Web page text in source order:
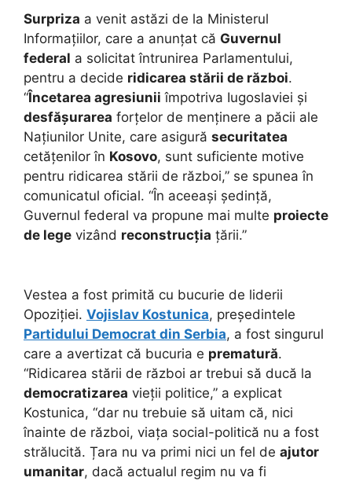
Surpriza a venit astăzi de la Ministerul
Informațiilor, care a anunțat că Guvernul
federal a solicitat întrunirea Parlamentului,
pentru a decide ridicarea stării de război.
“Încetarea agresiunii împotriva Iugoslaviei și
desfășurarea forțelor de menținere a păcii ale
Națiunilor Unite, care asigură securitatea
cetățenilor în Kosovo, sunt suficiente motive
pentru ridicarea stării de război,” se spunea în
comunicatul oficial. “În aceeași ședință,
Guvernul federal va propune mai multe proiecte
de lege vizând reconstrucția țării.”
Vestea a fost primită cu bucurie de liderii
Opoziției. Vojislav Kostunica, președintele
Partidului Democrat din Serbia, a fost singurul
care a avertizat că bucuria e prematură.
“Ridicarea stării de război ar trebui să ducă la
democratizarea vieții politice,” a explicat
Kostunica, “dar nu trebuie să uitam că, nici
înainte de război, viața social-politică nu a fost
strălucită. Țara nu va primi nici un fel de ajutor
umanitar, dacă actualul regim nu va fi